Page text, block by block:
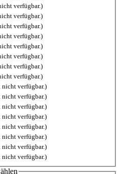
verfügbar.)
verfügbar.)
verfügbar.)
verfügbar.)
verfügbar.)
verfügbar.)
verfügbar.)
verfügbar.)
verfügbar.)
verfügbar.)
verfügbar.)
verfügbar.)
verfügbar.)
verfügbar.)
verfügbar.)
verfügbar.)